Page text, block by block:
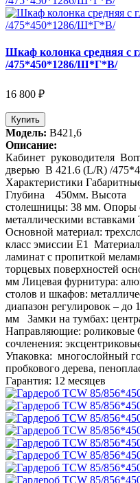
Шкаф колонка средняя с
/475*450*1286/Ш*Г*В/
16 800 ₽
Купить
Модель: В421,6
Описание:
Кабинет руководителя
дверью В 421.6 (L/R) /
Характеристики
Глубина 450мм. Высота
столешницы: 38 мм.
металлическими
Основной материал:
класс эмиссии Е1
ламинат с пропиткой
торцевых поверхностей
мм Лицевая фурнитура:
столов и шкафов:
диапазон регулировок –
мм Замки на тумбах:
Направляющие: роликовые
сочленения:
Упаковка: многослойный
пробкового дерева,
Гарантия: 12 месяцев